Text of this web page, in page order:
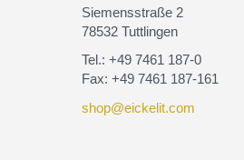
Siemensstraße 2
78532 Tuttlingen
Tel.: +49 7461 187-0
Fax: +49 7461 187-161
shop@eickelit.com